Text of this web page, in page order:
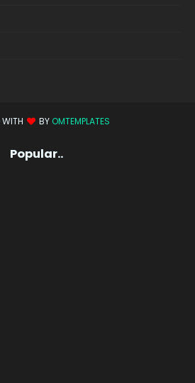
WITH BY OMTEMPLATES
Popular..